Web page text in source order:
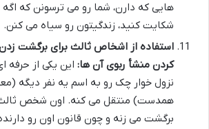
هایی که دارن، شما رو می ترسونن که اگه
شکایت کنید، زندگیتون رو سیاه می کنن.
استفاده از اشخاص ثالث برای برگشت
کردن منشأ ربوی آن ها: این یکی از حرفه
نزول خوار چک رو به اسم یه نفر دیگه
همدست) منتقل می کنه. اون شخص
برگشت می زنه و چون قانون اون رو